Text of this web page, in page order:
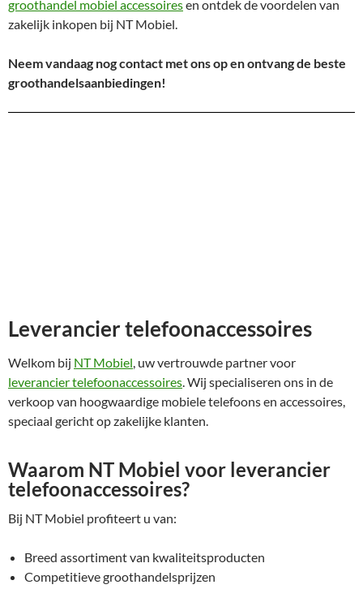
groothandel mobiel accessoiresen ontdek de voordelen van
zakelijk inkopen bij NT Mobiel.
Neem vandaag nog contact met ons op en ontvang de beste
groothandelsaanbiedingen!
Leverancier telefoonaccessoires
Welkom bij NT Mobiel, uw vertrouwde partner voor
leverancier telefoonaccessoires. Wij specialiseren ons in de
verkoop van hoogwaardige mobiele telefoons en accessoires,
speciaal gericht op zakelijke klanten.
Waarom NT Mobiel voor leverancier
telefoonaccessoires?
Bij NT Mobiel profiteert u van:
Breed assortiment van kwaliteitsproducten
Competitieve groothandelsprijzen